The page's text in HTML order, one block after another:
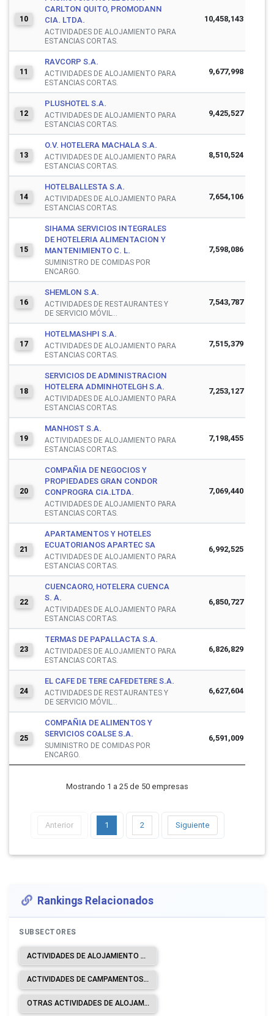
10
CARLTON QUITO, PROMODANN
CIA. LTDA.
ACTIVIDADES DE ALOJAMIENTO PARA
ESTANCIAS CORTAS.
10,458,143
11
RAVCORP S.A.
ACTIVIDADES DE ALOJAMIENTO PARA
ESTANCIAS CORTAS.
9,677,998
12
PLUSHOTEL S.A.
ACTIVIDADES DE ALOJAMIENTO PARA
ESTANCIAS CORTAS.
9,425,527
13
O.V. HOTELERA MACHALA S.A.
ACTIVIDADES DE ALOJAMIENTO PARA
ESTANCIAS CORTAS.
8,510,524
14
HOTELBALLESTA S.A.
ACTIVIDADES DE ALOJAMIENTO PARA
ESTANCIAS CORTAS.
7,654,106
15
SIHAMA SERVICIOS INTEGRALES
DE HOTELERIA ALIMENTACION Y
MANTENIMIENTO C. L.
SUMINISTRO DE COMIDAS POR
ENCARGO.
7,598,086
16
SHEMLON S.A.
ACTIVIDADES DE RESTAURANTES Y
DE SERVICIO MÓVIL...
7,543,787
17
HOTELMASHPI S.A.
ACTIVIDADES DE ALOJAMIENTO PARA
ESTANCIAS CORTAS.
7,515,379
18
SERVICIOS DE ADMINISTRACION
HOTELERA ADMINHOTELGH S.A.
ACTIVIDADES DE ALOJAMIENTO PARA
ESTANCIAS CORTAS.
7,253,127
19
MANHOST S.A.
ACTIVIDADES DE ALOJAMIENTO PARA
ESTANCIAS CORTAS.
7,198,455
20
COMPAÑIA DE NEGOCIOS Y
PROPIEDADES GRAN CONDOR
CONPROGRA CIA.LTDA.
ACTIVIDADES DE ALOJAMIENTO PARA
ESTANCIAS CORTAS.
7,069,440
21
APARTAMENTOS Y HOTELES
ECUATORIANOS APARTEC SA
ACTIVIDADES DE ALOJAMIENTO PARA
ESTANCIAS CORTAS.
6,992,525
22
CUENCAORO, HOTELERA CUENCA
S. A.
ACTIVIDADES DE ALOJAMIENTO PARA
ESTANCIAS CORTAS.
6,850,727
23
TERMAS DE PAPALLACTA S.A.
ACTIVIDADES DE ALOJAMIENTO PARA
ESTANCIAS CORTAS.
6,826,829
24
EL CAFE DE TERE CAFEDETERE S.A.
ACTIVIDADES DE RESTAURANTES Y
DE SERVICIO MÓVIL...
6,627,604
25
COMPAÑIA DE ALIMENTOS Y
SERVICIOS COALSE S.A.
SUMINISTRO DE COMIDAS POR
ENCARGO.
6,591,009
Mostrando 1 a 25 de 50 empresas
Anterior 1 2 Siguiente
Rankings Relacionados
SUBSECTORES
ACTIVIDADES DE ALOJAMIENTO PARA ESTANCIAS CORTAS.
ACTIVIDADES DE CAMPAMENTOS, PARQUES DE VEHÍCULOS DE RECREO Y PARQUES DE CARAVANAS.
OTRAS ACTIVIDADES DE ALOJAMIENTO.